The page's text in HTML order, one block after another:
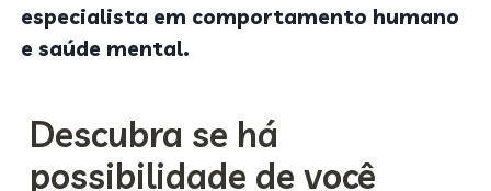
especialista em comportamento humano
e saúde mental.